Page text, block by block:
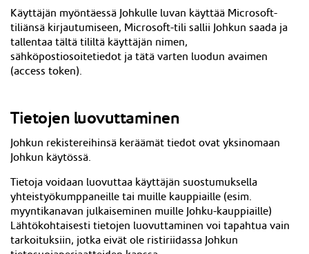
Käyttäjän myöntäessä Johkulle luvan käyttää Microsoft-
tiliänsä kirjautumiseen, Microsoft-tili sallii Johkun saada ja
tallentaa tältä tililtä käyttäjän nimen,
sähköpostiosoitetiedot ja tätä varten luodun avaimen
(access token).
Tietojen luovuttaminen
Johkun rekistereihinsä keräämät tiedot ovat yksinomaan
Johkun käytössä.
Tietoja voidaan luovuttaa käyttäjän suostumuksella
yhteistyökumppaneille tai muille kauppiaille (esim.
myyntikanavan julkaiseminen muille Johku-kauppiaille)
Lähtökohtaisesti tietojen luovuttaminen voi tapahtua vain
tarkoituksiin, jotka eivät ole ristiriidassa Johkun